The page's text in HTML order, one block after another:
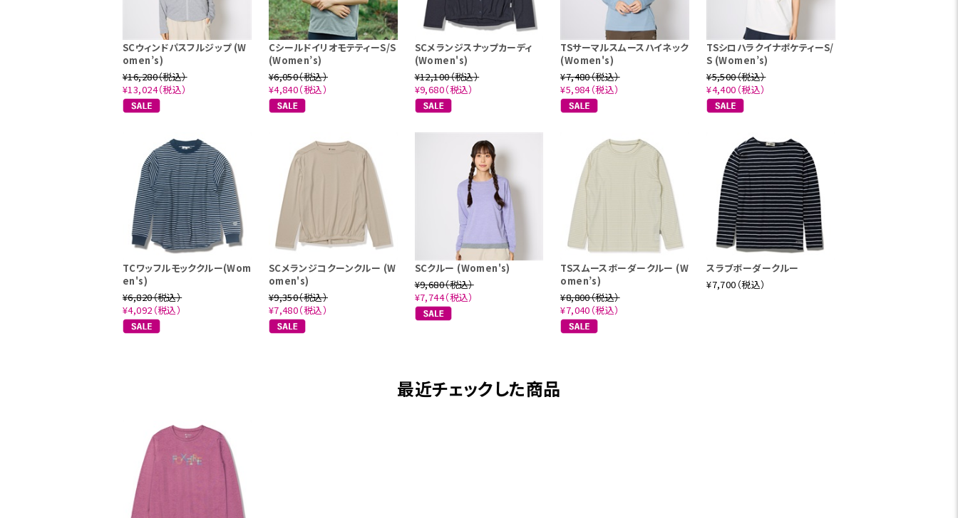
SCウィンドパスフルジップ (W
omen’s)
¥16,280（税込）
¥13,024（税込）
CシールドイリオモテティーS/S
(Women’s)
¥6,050（税込）
¥4,840（税込）
SCメランジスナップカーディ
(Women's)
¥12,100（税込）
¥9,680（税込）
TSサーマルスムースハイネック
(Women's)
¥7,480（税込）
¥5,984（税込）
TSシロハラクイナポケティーS/
S (Women’s)
¥5,500（税込）
¥4,400（税込）
TCワッフルモッククルー(Wom
en's)
¥6,820（税込）
¥4,092（税込）
SCメランジコクーンクルー (W
omen's)
¥9,350（税込）
¥7,480（税込）
SCクルー (Women's)
¥9,680（税込）
¥7,744（税込）
TSスムースボーダークルー (W
omen’s)
¥8,800（税込）
¥7,040（税込）
スラブボーダークルー
¥7,700（税込）
最近チェックした商品